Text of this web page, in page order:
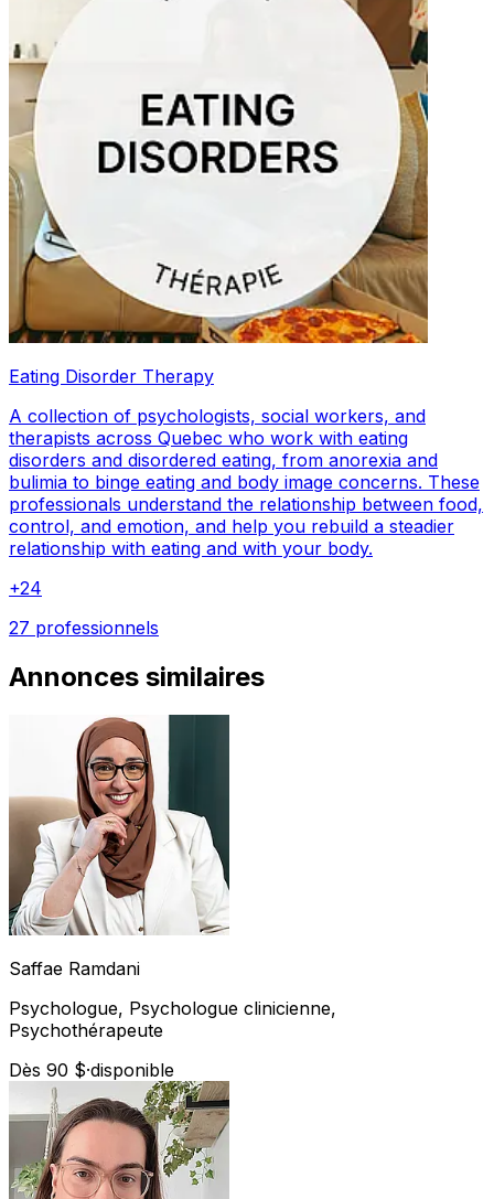
Eating Disorder Therapy
A collection of psychologists, social workers, and
therapists across Quebec who work with eating
disorders and disordered eating, from anorexia and
bulimia to binge eating and body image concerns. These
professionals understand the relationship between food,
control, and emotion, and help you rebuild a steadier
relationship with eating and with your body.
+24
27 professionnels
Annonces similaires
Saffae Ramdani
Psychologue, Psychologue clinicienne,
Psychothérapeute
Dès 90 $·disponible